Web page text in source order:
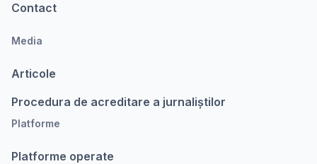
Contact
Media
Articole
Procedura de acreditare a jurnaliștilor
Platforme
Platforme operate